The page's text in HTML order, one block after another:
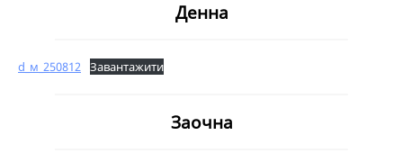
Денна
d_м_250812 Завантажити
Заочна